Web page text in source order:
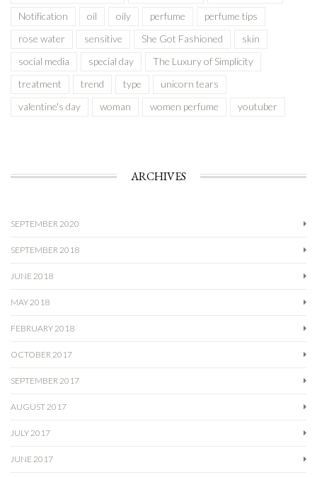
Notification
oil oily perfume
perfume tips
rose water
sensitive She Got Fashioned
skin
social media
special day
The Luxury of Simplicity
treatment
trend type
unicorn tears
valentine's day
woman women perfume youtuber
ARCHIVES
SEPTEMBER 2020
SEPTEMBER 2018
JUNE 2018
MAY 2018
FEBRUARY 2018
OCTOBER 2017
SEPTEMBER 2017
AUGUST 2017
JULY 2017
JUNE 2017